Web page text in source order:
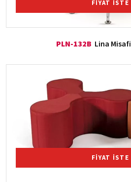
FİYAT İSTE
PLN-132B Lina
FİYAT İSTE